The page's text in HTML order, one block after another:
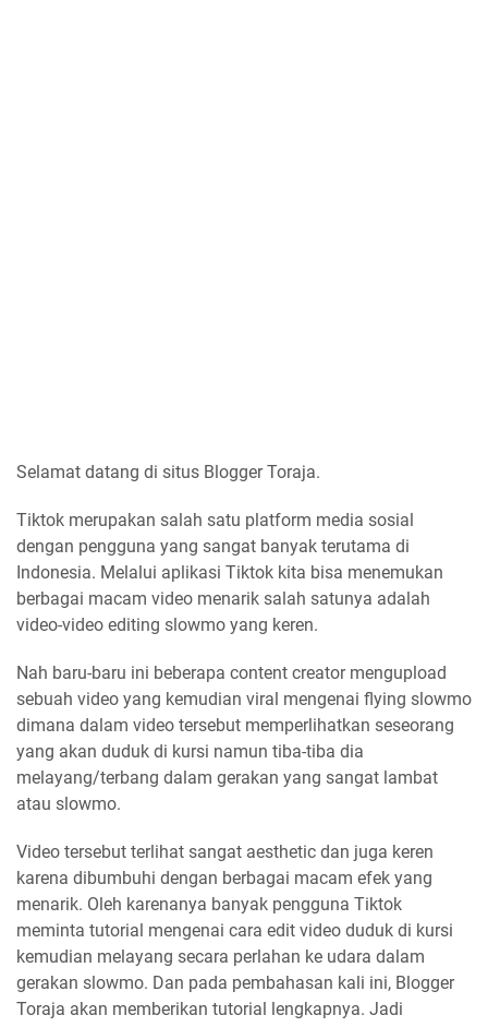
Selamat datang di situs Blogger Toraja.
Tiktok merupakan salah satu platform media sosial
dengan pengguna yang sangat banyak terutama di
Indonesia. Melalui aplikasi Tiktok kita bisa menemukan
berbagai macam video menarik salah satunya adalah
video-video editing slowmo yang keren.
Nah baru-baru ini beberapa content creator mengupload
sebuah video yang kemudian viral mengenai flying slowmo
dimana dalam video tersebut memperlihatkan seseorang
yang akan duduk di kursi namun tiba-tiba dia
melayang/terbang dalam gerakan yang sangat lambat
atau slowmo.
Video tersebut terlihat sangat aesthetic dan juga keren
karena dibumbuhi dengan berbagai macam efek yang
menarik. Oleh karenanya banyak pengguna Tiktok
meminta tutorial mengenai cara edit video duduk di kursi
kemudian melayang secara perlahan ke udara dalam
gerakan slowmo. Dan pada pembahasan kali ini, Blogger
Toraja akan memberikan tutorial lengkapnya. Jadi